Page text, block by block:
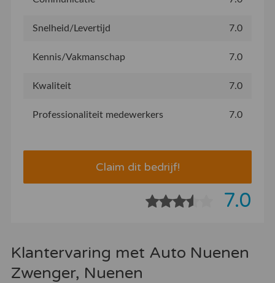
Snelheid/Levertijd 7.0
Kennis/Vakmanschap 7.0
Kwaliteit 7.0
Professionaliteit medewerkers 7.0
Claim dit bedrijf!
7.0
Klantervaring met Auto Nuenen
Zwenger, Nuenen